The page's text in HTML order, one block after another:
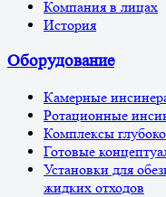
Компания в лицах
История
Оборудование
Камерные
Ротационные
Комплексы
Готовые
Установки для
жидких отходов